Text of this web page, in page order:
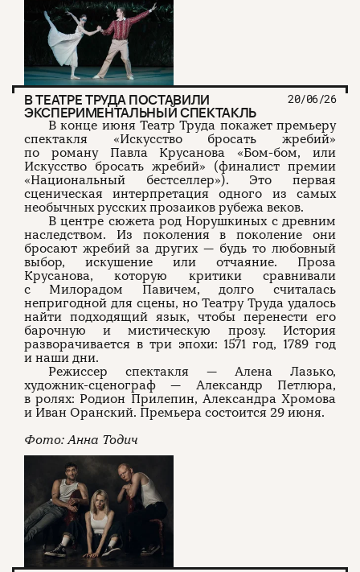
В ТЕАТРЕ ТРУДА ПОСТАВИЛИ
ЭКСПЕРИМЕНТАЛЬНЫЙ СПЕКТАКЛЬ
20/06/26
В конце июня Театр Труда покажет премьеру
спектакля «Искусство бросать жребий»
по роману Павла Крусанова «Бом-бом, или
Искусство бросать жребий» (финалист премии
«Национальный бестселлер»). Это первая
сценическая интерпретация одного из самых
необычных русских прозаиков рубежа веков.
В центре сюжета род Норушкиных с древним
наследством. Из поколения в поколение они
бросают жребий за других — будь то любовный
выбор, искушение или отчаяние. Проза
Крусанова, которую критики сравнивали
с Милорадом Павичем, долго считалась
непригодной для сцены, но Театру Труда удалось
найти подходящий язык, чтобы перенести его
барочную и мистическую прозу. История
разворачивается в три эпохи: 1571 год, 1789 год
и наши дни.
Режиссер спектакля — Алена Лазько,
художник-сценограф — Александр Петлюра,
в ролях: Родион Прилепин, Александра Хромова
и Иван Оранский. Премьера состоится 29 июня.
Фото: Анна Тодич